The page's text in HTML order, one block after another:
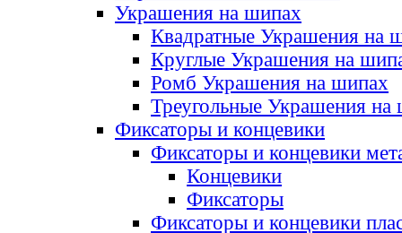
Украшения на шипах
Квадратные Украшения на
Круглые Украшения на
Ромб Украшения на шипах
Треугольные Украшения на
Фиксаторы и концевики
Фиксаторы и концевики
Концевики
Фиксаторы
Фиксаторы и концевики